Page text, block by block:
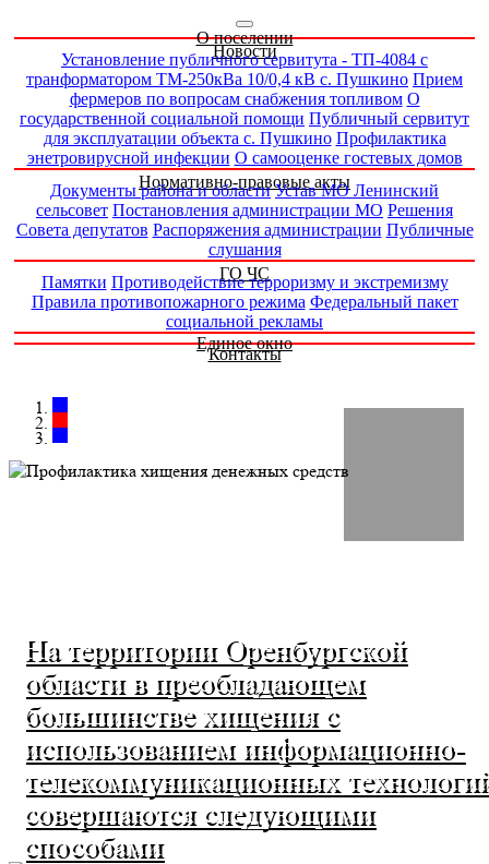
О поселении
Новости
Установление публичного сервитута - ТП-4084 с
транформатором ТМ-250кВа 10/0,4 кВ с. Пушкино Прием
фермеров по вопросам снабжения топливом О
государственной социальной помощи Публичный сервитут
для эксплуатации объекта с. Пушкино Профилактика
энетровирусной инфекции О самооценке гостевых домов
Нормативно-правовые акты
Документы района и области Устав МО Ленинский
сельсовет Постановления администрации МО Решения
Совета депутатов Распоряжения администрации Публичные
слушания
ГО ЧС
Памятки Противодействие терроризму и экстремизму
Правила противопожарного режима Федеральный пакет
социальной рекламы
Единое окно
Контакты
На территории Оренбургской
области в преобладающем
большинстве хищения с
использованием информационно-
телекоммуникационных
совершаются следующими
способами